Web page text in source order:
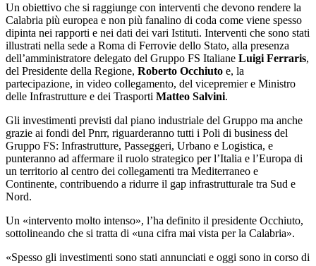
Un obiettivo che si raggiunge con interventi che devono rendere la
Calabria più europea e non più fanalino di coda come viene spesso
dipinta nei rapporti e nei dati dei vari Istituti. Interventi che sono stati
illustrati nella sede a Roma di Ferrovie dello Stato, alla presenza
dell’amministratore delegato del Gruppo FS Italiane Luigi Ferraris,
del Presidente della Regione, Roberto Occhiuto e, la
partecipazione, in video collegamento, del vicepremier e Ministro
delle Infrastrutture e dei Trasporti Matteo Salvini.
Gli investimenti previsti dal piano industriale del Gruppo ma anche
grazie ai fondi del Pnrr, riguarderanno tutti i Poli di business del
Gruppo FS: Infrastrutture, Passeggeri, Urbano e Logistica, e
punteranno ad affermare il ruolo strategico per l’Italia e l’Europa di
un territorio al centro dei collegamenti tra Mediterraneo e
Continente, contribuendo a ridurre il gap infrastrutturale tra Sud e
Nord.
Un «intervento molto intenso», l’ha definito il presidente Occhiuto,
sottolineando che si tratta di «una cifra mai vista per la Calabria».
«Spesso gli investimenti sono stati annunciati e oggi sono in corso di